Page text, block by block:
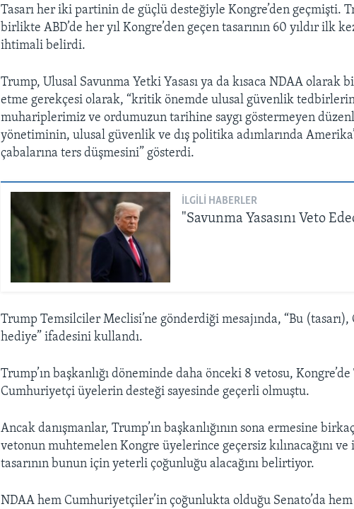
Tasarı her iki partinin de güçlü desteğiyle Kongre’den geçmişti.
birlikte ABD’de her yıl Kongre’den geçen tasarının 60 yıldır ilk
ihtimali belirdi.
Trump, Ulusal Savunma Yetki Yasası ya da kısaca NDAA olarak
etme gerekçesi olarak, “kritik önemde ulusal güvenlik
muhariplerimiz ve ordumuzun tarihine saygı göstermeyen
yönetiminin, ulusal güvenlik ve dış politika adımlarında
çabalarına ters düşmesini” gösterdi.
İLGILI HABERLER
"Savunma Yasasını Veto
Trump Temsilciler Meclisi’ne gönderdiği mesajında, “Bu (tasarı),
hediye” ifadesini kullandı.
Trump’ın başkanlığı döneminde daha önceki 8 vetosu, Kongre’de
Cumhuriyetçi üyelerin desteği sayesinde geçerli olmuştu.
Ancak danışmanlar, Trump’ın başkanlığının sona ermesine
vetonun muhtemelen Kongre üyelerince geçersiz kılınacağını
tasarının bunun için yeterli çoğunluğu alacağını belirtiyor.
NDAA hem Cumhuriyetçiler’in çoğunlukta olduğu Senato’da